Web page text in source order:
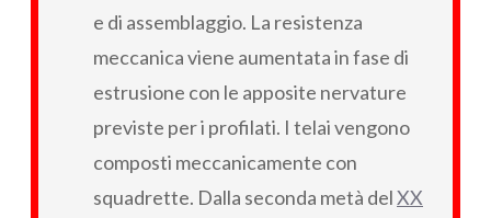
e di assemblaggio. La resistenza
meccanica viene aumentata in fase di
estrusione con le apposite nervature
previste per i profilati. I telai vengono
composti meccanicamente con
squadrette. Dalla seconda metà delXX